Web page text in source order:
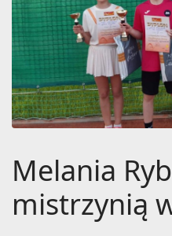
Melania
mistrzynią